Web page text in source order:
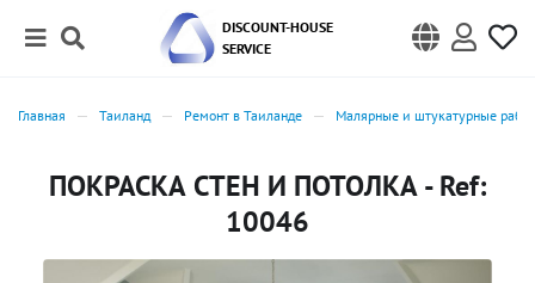
DISCOUNT-HOUSE
SERVICE
Главная Таиланд Ремонт в Таиланде Малярные и штукатурные
ПОКРАСКА СТЕН И ПОТОЛКА - Ref:
10046